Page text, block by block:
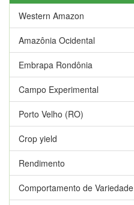
Western Amazon
Amazônia Ocidental
Embrapa Rondônia
Campo Experimental
Porto Velho (RO)
Crop yield
Rendimento
Comportamento de Variedade